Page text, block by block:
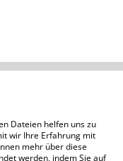
Richtlinie
Dateien helfen uns zu
wir Ihre Erfahrung mit
mehr über diese
werden, indem Sie auf